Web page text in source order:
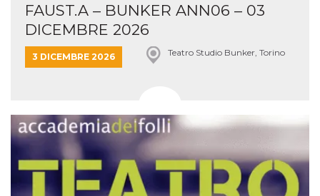
FAUST.A – BUNKER ANN06 – 03
DICEMBRE 2026
3 DICEMBRE 2026 Teatro Studio Bunker, Torino